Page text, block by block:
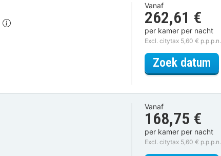
Vanaf
262,61 €
per kamer per nacht
Excl. citytax 5,60 € p.p.p.n.
Zoek datum
Vanaf
168,75 €
per kamer per nacht
Excl. citytax 5,60 € p.p.p.n.